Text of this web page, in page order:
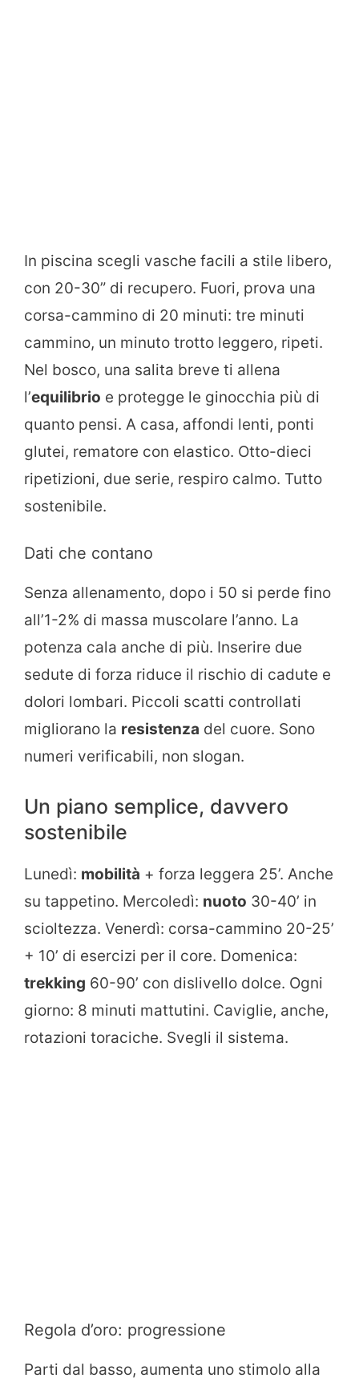
In piscina scegli vasche facili a stile libero,
con 20-30” di recupero. Fuori, prova una
corsa-cammino di 20 minuti: tre minuti
cammino, un minuto trotto leggero, ripeti.
Nel bosco, una salita breve ti allena
l’equilibrio e protegge le ginocchia più di
quanto pensi. A casa, affondi lenti, ponti
glutei, rematore con elastico. Otto-dieci
ripetizioni, due serie, respiro calmo. Tutto
sostenibile.
Dati che contano
Senza allenamento, dopo i 50 si perde fino
all’1-2% di massa muscolare l’anno. La
potenza cala anche di più. Inserire due
sedute di forza riduce il rischio di cadute e
dolori lombari. Piccoli scatti controllati
migliorano la resistenza del cuore. Sono
numeri verificabili, non slogan.
Un piano semplice, davvero
sostenibile
Lunedì: mobilità + forza leggera 25’. Anche
su tappetino. Mercoledì: nuoto 30-40’ in
scioltezza. Venerdì: corsa-cammino 20-25’
+ 10’ di esercizi per il core. Domenica:
trekking 60-90’ con dislivello dolce. Ogni
giorno: 8 minuti mattutini. Caviglie, anche,
rotazioni toraciche. Svegli il sistema.
Regola d’oro: progressione
Parti dal basso, aumenta uno stimolo alla